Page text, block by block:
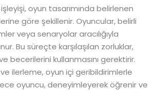
oyun tasarımında belirlenen
göre şekillenir. Oyuncular, belirli
veya senaryolar aracılığıyla
Bu süreçte karşılaşılan zorluklar,
becerilerini kullanmasını gerektirir.
ilerleme, oyun içi geribildirimlerle
oyuncu, deneyimleyerek öğrenir ve